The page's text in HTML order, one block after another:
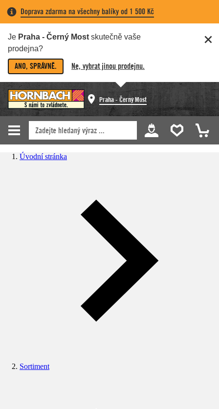
Doprava zdarma na všechny balíky od 1 500 Kč
Je Praha - Černý Most skutečně vaše
prodejna?
ANO, SPRÁVNĚ. Ne, vybrat jinou prodejnu.
Praha - Černý Most
Úvodní stránka
Sortiment